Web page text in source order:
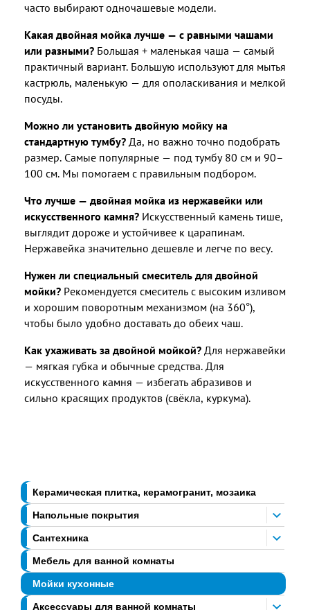
Керамическая плитка, керамогранит, мозаика
Напольные покрытия
Сантехника
Мебель для ванной комнаты
Мойки кухонные
Аксессуары для ванной комнаты
часто выбирают одночашевые модели.
Какая двойная мойка лучше — с равными чашами
или разными? Большая + маленькая чаша — самый
практичный вариант. Большую используют для мытья
кастрюль, маленькую — для ополаскивания и мелкой
посуды.
Можно ли установить двойную мойку на
стандартную тумбу? Да, но важно точно подобрать
размер. Самые популярные — под тумбу 80 см и 90–
100 см. Мы помогаем с правильным подбором.
Что лучше — двойная мойка из нержавейки или
искусственного камня? Искусственный камень тише,
выглядит дороже и устойчивее к царапинам.
Нержавейка значительно дешевле и легче по весу.
Нужен ли специальный смеситель для двойной
мойки? Рекомендуется смеситель с высоким изливом
и хорошим поворотным механизмом (на 360°),
чтобы было удобно доставать до обеих чаш.
Как ухаживать за двойной мойкой? Для нержавейки
— мягкая губка и обычные средства. Для
искусственного камня — избегать абразивов и
сильно красящих продуктов (свёкла, куркума).